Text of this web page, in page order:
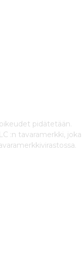
pidätetään.
:n tavaramerkki, joka